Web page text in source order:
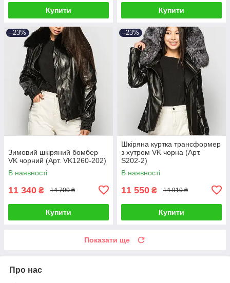
Купити Купити
–23%
Зимовий шкіряний бомбер
VK чорний (Арт. VK1260-202)
В наявності
11 340 ₴ 14 700 ₴
Купити
–23%
Шкіряна куртка трансформер
з хутром VK чорна (Арт.
S202-2)
В наявності
11 550 ₴ 14 910 ₴
Купити
Показати ще
Про нас